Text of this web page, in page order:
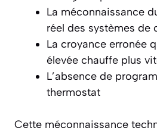
La méconnaissance
réel des systèmes de
La croyance erronée
élevée chauffe plus
L’absence de
thermostat
Cette méconnaissance